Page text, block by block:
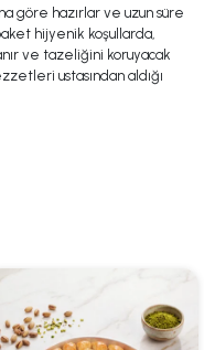
göre hazırlar ve uzun süre
hijyenik koşullarda,
ve tazeliğini koruyacak
ustasından aldığı